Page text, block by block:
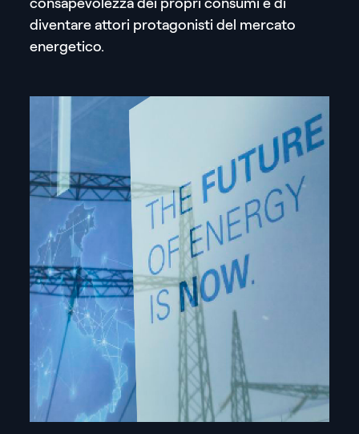
diventare attori protagonisti del mercato
energetico.